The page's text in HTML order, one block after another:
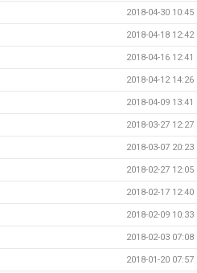
2018-04-30 10:45
2018-04-18 12:42
2018-04-16 12:41
2018-04-12 14:26
2018-04-09 13:41
2018-03-27 12:27
2018-03-07 20:23
2018-02-27 12:05
2018-02-17 12:40
2018-02-09 10:33
2018-02-03 07:08
2018-01-20 07:57